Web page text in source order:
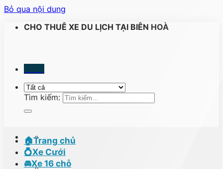
Bỏ qua nội dung
CHO THUÊ XE DU LỊCH TẠI BIÊN HOÀ
Tìm kiếm:
🏠Trang chủ
💍Xe Cưới
🚘Xe 16 chỗ